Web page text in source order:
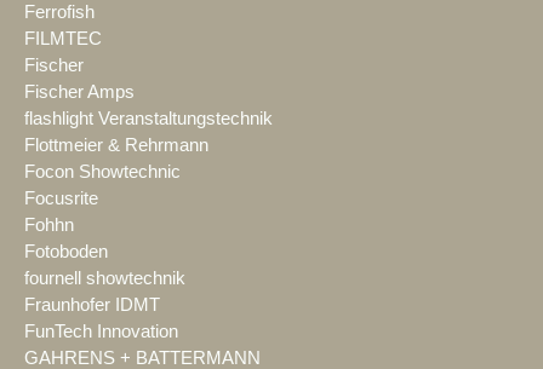
Ferrofish
FILMTEC
Fischer
Fischer Amps
flashlight Veranstaltungstechnik
Flottmeier & Rehrmann
Focon Showtechnic
Focusrite
Fohhn
Fotoboden
fournell showtechnik
Fraunhofer IDMT
FunTech Innovation
GAHRENS + BATTERMANN